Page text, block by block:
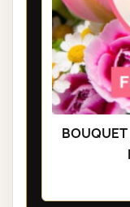
BOUQUET